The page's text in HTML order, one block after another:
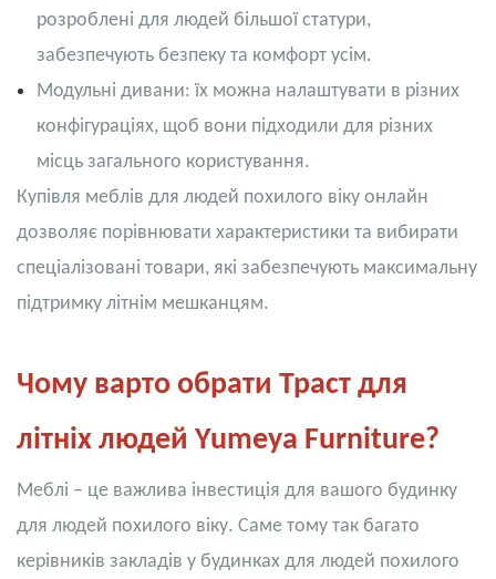
розроблені для людей більшої статури,
забезпечують безпеку та комфорт усім.
Модульні дивани: їх можна налаштувати в різних
конфігураціях, щоб вони підходили для різних
місць загального користування.
Купівля меблів для людей похилого віку онлайн
дозволяє порівнювати характеристики та вибирати
спеціалізовані товари, які забезпечують максимальну
підтримку літнім мешканцям.
Чому варто обрати Траст для
літніх людей Yumeya Furniture?
Меблі – це важлива інвестиція для вашого будинку
для людей похилого віку. Саме тому так багато
керівників закладів у будинках для людей похилого